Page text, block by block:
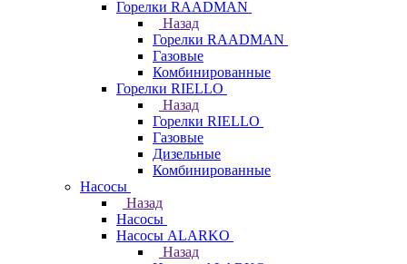
Горелки RAADMAN
Назад
Горелки RAADMAN
Газовые
Комбинированные
Горелки RIELLO
Назад
Горелки RIELLO
Газовые
Дизельные
Комбинированные
Насосы
Назад
Насосы
Насосы ALARKO
Назад